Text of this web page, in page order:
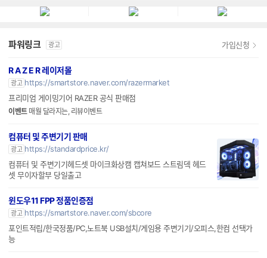
파워링크 광고 가입신청
R A Z E R 레이저몰
광고 https://smartstore.naver.com/razermarket
프리미엄 게이밍기어 RAZER 공식 판매점
이벤트매월 달라지는, 리뷰이벤트
컴퓨터 및 주변기기 판매
광고 https://standardprice.kr/
컴퓨터 및 주변기기헤드셋 마이크화상캠 캡쳐보드 스트림덱 헤드
셋 무이자할부 당일출고
윈도우11 FPP 정품인증점
광고 https://smartstore.naver.com/sbcore
포인트적립/한국정품/PC,노트북 USB설치/게임용 주변기기/오피스,한컴 선택가
능